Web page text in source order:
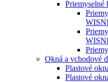
Priemyselné
Okná a vchodové
Plastové
Plastové